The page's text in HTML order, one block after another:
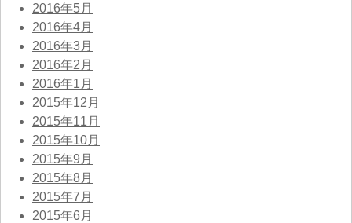
2016年5月
2016年4月
2016年3月
2016年2月
2016年1月
2015年12月
2015年11月
2015年10月
2015年9月
2015年8月
2015年7月
2015年6月